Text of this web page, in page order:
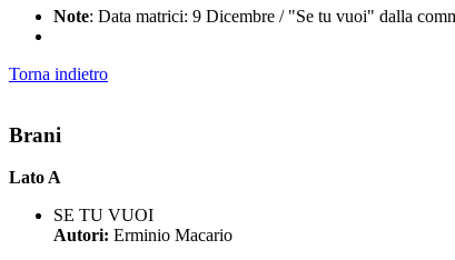
Note: Data matrici: 9 Dicembre / "Se tu vuoi" dalla
Torna indietro
Brani
Lato A
SE TU VUOI
Autori: Erminio Macario